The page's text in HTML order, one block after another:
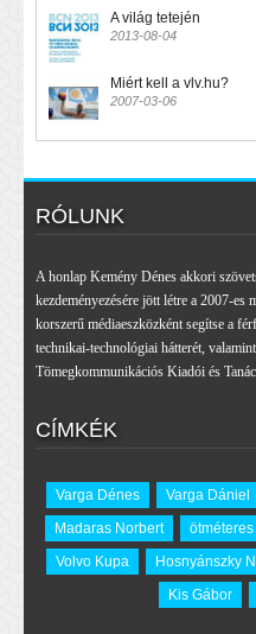
A világ tetején
2013-08-04
Miért kell a vlv.hu?
2007-03-06
RÓLUNK
A honlap Kemény Dénes akkori
kezdeményezésére jött létre a 2007-
korszerű médiaeszközként segítse a
technikai-technológiai hátterét,
Tömegkommunikációs Kiadói és
CÍMKÉK
Varga Dénes Varga Dániel
Madaras Norbert
ötméteres
Volvo Kupa
Hosnyánszky
Kis Gábor